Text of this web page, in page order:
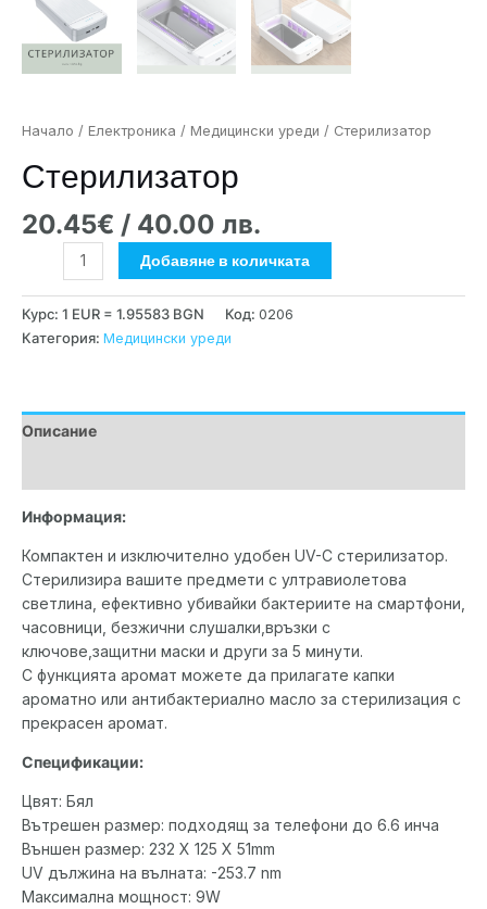
Начало / Електроника / Медицински уреди / Стерилизатор
Стерилизатор
20.45€ / 40.00 лв.
Добавяне в количката
Курс: 1 EUR = 1.95583 BGN Код: 0206
Категория: Медицински уреди
Описание
Информация:
Компактен и изключително удобен UV-C стерилизатор.
Стерилизира вашите предмети с ултравиолетова
светлина, ефективно убивайки бактериите на смартфони,
часовници, безжични слушалки,връзки с
ключове,защитни маски и други за 5 минути.
С функцията аромат можете да прилагате капки
ароматно или антибактериално масло за стерилизация с
прекрасен аромат.
Спецификации:
Цвят: Бял
Вътрешен размер: подходящ за телефони до 6.6 инча
Външен размер: 232 X 125 X 51mm
UV дължина на вълната: -253.7 nm
Максимална мощност: 9W